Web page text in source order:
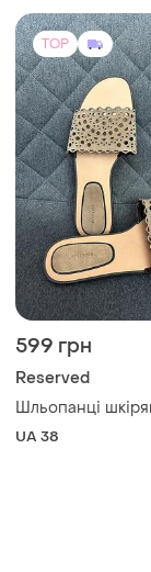
TOP
599 грн
Reserved
Шльопанці
UA 38